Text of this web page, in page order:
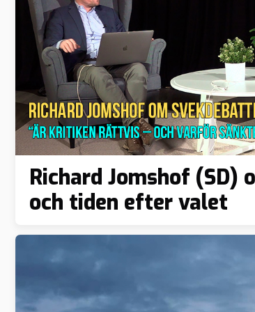
Richard Jomshof (SD)
och tiden efter valet